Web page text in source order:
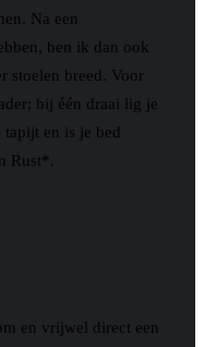
Na een
ben ik dan ook
stoelen breed. Voor
bij één draai lig je
en is je bed
Rust*.
en vrijwel direct een